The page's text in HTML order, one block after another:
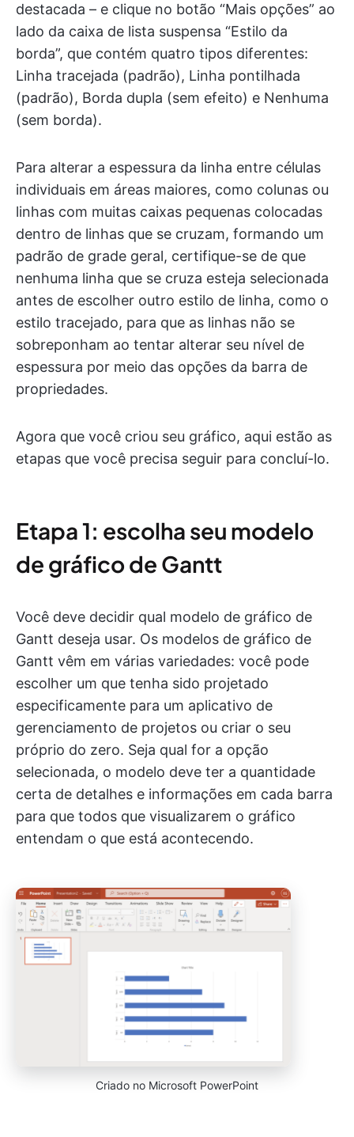
destacada – e clique no botão “Mais opções” ao
lado da caixa de lista suspensa “Estilo da
borda”, que contém quatro tipos diferentes:
Linha tracejada (padrão), Linha pontilhada
(padrão), Borda dupla (sem efeito) e Nenhuma
(sem borda).
Para alterar a espessura da linha entre células
individuais em áreas maiores, como colunas ou
linhas com muitas caixas pequenas colocadas
dentro de linhas que se cruzam, formando um
padrão de grade geral, certifique-se de que
nenhuma linha que se cruza esteja selecionada
antes de escolher outro estilo de linha, como o
estilo tracejado, para que as linhas não se
sobreponham ao tentar alterar seu nível de
espessura por meio das opções da barra de
propriedades.
Agora que você criou seu gráfico, aqui estão as
etapas que você precisa seguir para concluí-lo.
Etapa 1: escolha seu modelo
de gráfico de Gantt
Você deve decidir qual modelo de gráfico de
Gantt deseja usar. Os modelos de gráfico de
Gantt vêm em várias variedades: você pode
escolher um que tenha sido projetado
especificamente para um aplicativo de
gerenciamento de projetos ou criar o seu
próprio do zero. Seja qual for a opção
selecionada, o modelo deve ter a quantidade
certa de detalhes e informações em cada barra
para que todos que visualizarem o gráfico
entendam o que está acontecendo.
Criado no Microsoft PowerPoint